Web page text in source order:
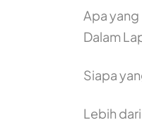
Apa yang
Dalam
Siapa
Lebih